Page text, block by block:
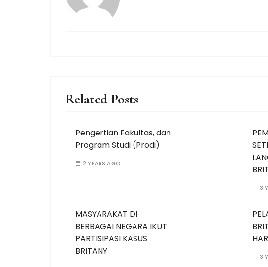
Related Posts
Pengertian Fakultas, dan
Program Studi (Prodi)
2 YEARS AGO
3
MASYARAKAT DI
BERBAGAI NEGARA IKUT
PARTISIPASI KASUS
BRITANY
3